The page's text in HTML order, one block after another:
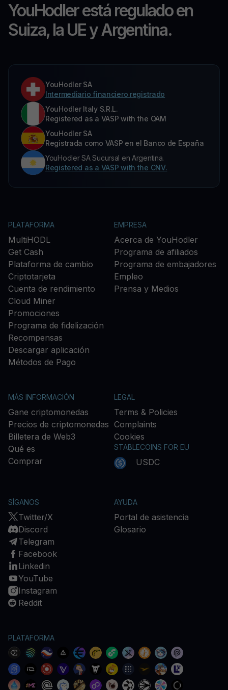
YouHodler está regulado en
Suiza, la UE y Argentina.
YouHodler SA
Intermediario financiero registrado
YouHodler Italy S.R.L.
Registered as a VASP with the OAM
YouHodler SA
Registrada como VASP en el Banco de España
YouHodler SA Sucursal en Argentina.
Registered as a VASP with the CNV.
PLATAFORMA
MultiHODL
Get Cash
Plataforma de cambio
Criptotarjeta
Cuenta de rendimiento
Cloud Miner
Promociones
Programa de fidelización
Recompensas
Descargar aplicación
Métodos de Pago
EMPRESA
Acerca de YouHodler
Programa de afiliados
Programa de embajadores
Empleo
Prensa y Medios
MÁS INFORMACIÓN
Gane criptomonedas
Precios de criptomonedas
Billetera de Web3
Qué es
Comprar
LEGAL
Terms & Policies
Complaints
Cookies
STABLECOINS FOR EU
USDC
SÍGANOS
Twitter/X
Discord
Telegram
Facebook
Linkedin
YouTube
Instagram
Reddit
AYUDA
Portal de asistencia
Glosario
PLATAFORMA